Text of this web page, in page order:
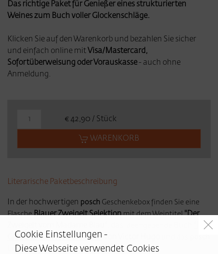
Das richtige Paket für Genießer eines strukturierten
Weines zum Buch voller Glockenschläge.
Klicken Sie auf den Warenkorb und bezahlen Sie sicher
und einfach online mit Visa/Mastercard,
Sofortüberweisung oder Vorauskasse- auch ohne
Anmeldung.
€ 42,90 / Stück
WARENKORB
Literarische Paketbeschreibung
In der hochwertigen posch Geschenkebox finden Sie eine
Flasche Blauer Zweigelt Selektion mit dem Weintitel"Der
"Der
Glöckner von Notre-Dame" von Victor Hugo
Literaturglas.
Cookie Einstellungen -
Diese Webseite verwendet Cookies